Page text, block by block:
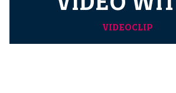
VIDEOCLIP